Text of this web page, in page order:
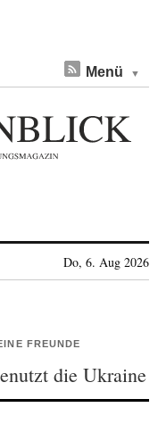
Menü
Do, 6. Aug 2026
FREUNDE
die Ukraine